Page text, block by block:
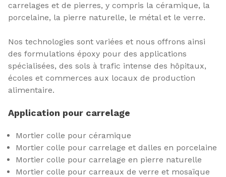
carrelages et de pierres, y compris la céramique, la
porcelaine, la pierre naturelle, le métal et le verre.
Nos technologies sont variées et nous offrons ainsi
des formulations époxy pour des applications
spécialisées, des sols à trafic intense des hôpitaux,
écoles et commerces aux locaux de production
alimentaire.
Application pour carrelage
Mortier colle pour céramique
Mortier colle pour carrelage et dalles en porcelaine
Mortier colle pour carrelage en pierre naturelle
Mortier colle pour carreaux de verre et mosaïque